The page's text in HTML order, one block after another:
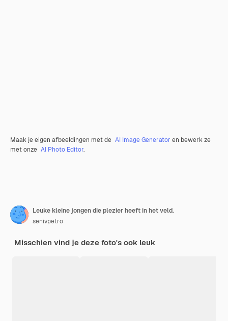
Maak je eigen afbeeldingen met de AI Image Generator en bewerk ze
met onze AI Photo Editor.
Leuke kleine jongen die plezier heeft in het veld.
senivpetro
Misschien vind je deze foto's ook leuk